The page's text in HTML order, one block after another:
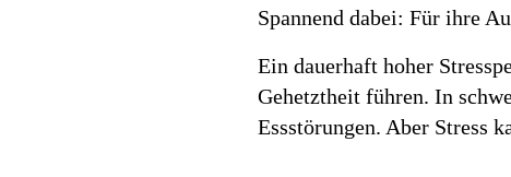
Spannend dabei: Für ihre
Ein dauerhaft hoher
Gehetztheit führen. In
Essstörungen. Aber Stress